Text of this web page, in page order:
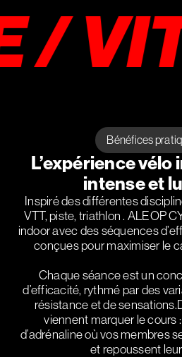
Bénéfices
L’expérience vélo
intense et
Inspiré des différentes
VTT, piste, triathlon . ALEOP
indoor avec des séquences
conçues pour maximiser le
Chaque séance est un
d’efficacité, rythmé par des
résistance et de
viennent marquer le cours
d’adrénaline où vos membres
et repoussent